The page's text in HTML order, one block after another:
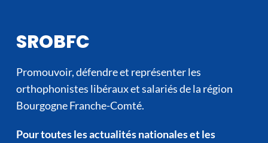
SROBFC
Promouvoir, défendre et représenter les
orthophonistes libéraux et salariés de la région
Bourgogne Franche-Comté.
Pour toutes les actualités nationales et les